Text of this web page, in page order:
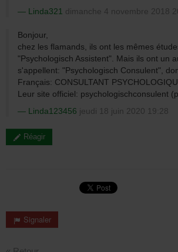
Linda321 dimanche 4 novembre 2018
Bonjour,
chez les flamands, ils ont les mêmes
"Psychologisch Assistent". Mais ils ont un
s'appellent: "Psychologisch Consulent",
Français: CONSULTANT
Leur site officiel: psychologischconsulent
Linda123456 jeudi 18 juin 2020 19:28
Réagir
Signaler